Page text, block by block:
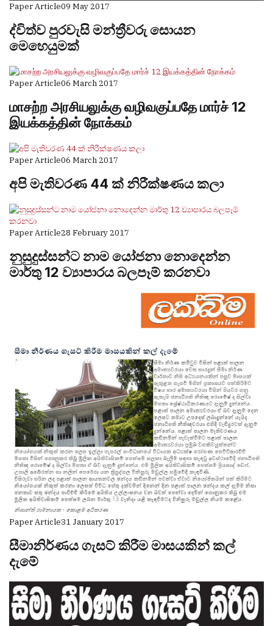
Paper Article09 May 2017
ද්විත්ව පුරවැසි මන්ත්‍රීවරු සොයන
මෙහෙයුමක්
Paper Article06 March 2017
மாசற்ற அரசியலுக்கு வழிவகுப்பதே மார்ச் 12
இயக்கத்தின் நோக்கம்
Paper Article06 March 2017
අපි මැතිවරණ 44 ක් නිරීක්ෂණය කලා
Paper Article28 February 2017
නුසුදුස්සන්ට නාම යෝජනා නොදෙන්න
මාර්තු 12 ව්‍යාපාරය බලපෑම් කරනවා
Paper Article31 January 2017
සීමානිර්ණය ගැසට් කිරීම මාසයකින් කල්
දැමේ